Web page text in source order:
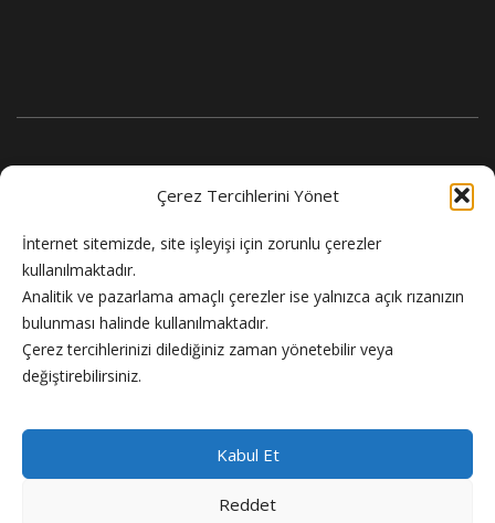
Çerez Tercihlerini Yönet
İnternet sitemizde, site işleyişi için zorunlu çerezler
kullanılmaktadır.
Analitik ve pazarlama amaçlı çerezler ise yalnızca açık rızanızın
bulunması halinde kullanılmaktadır.
Çerez tercihlerinizi dilediğiniz zaman yönetebilir veya
değiştirebilirsiniz.
Kabul Et
Reddet
Flash Haber doğru ve güncel haber sitesi.